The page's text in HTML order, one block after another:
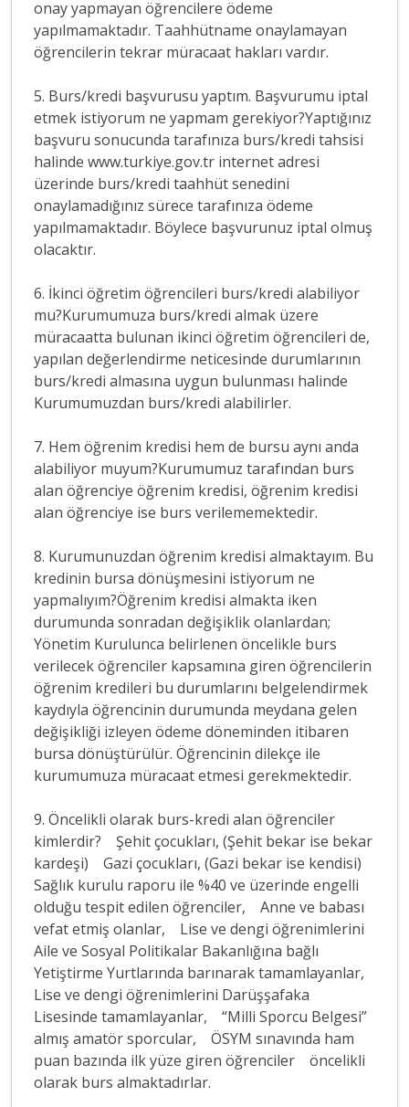
onay yapmayan öğrencilere ödeme
yapılmamaktadır. Taahhütname onaylamayan
öğrencilerin tekrar müracaat hakları vardır.
5. Burs/kredi başvurusu yaptım. Başvurumu iptal
etmek istiyorum ne yapmam gerekiyor?Yaptığınız
başvuru sonucunda tarafınıza burs/kredi tahsisi
halinde www.turkiye.gov.tr internet adresi
üzerinde burs/kredi taahhüt senedini
onaylamadığınız sürece tarafınıza ödeme
yapılmamaktadır. Böylece başvurunuz iptal olmuş
olacaktır.
6. İkinci öğretim öğrencileri burs/kredi alabiliyor
mu?Kurumumuza burs/kredi almak üzere
müracaatta bulunan ikinci öğretim öğrencileri de,
yapılan değerlendirme neticesinde durumlarının
burs/kredi almasına uygun bulunması halinde
Kurumumuzdan burs/kredi alabilirler.
7. Hem öğrenim kredisi hem de bursu aynı anda
alabiliyor muyum?Kurumumuz tarafından burs
alan öğrenciye öğrenim kredisi, öğrenim kredisi
alan öğrenciye ise burs verilememektedir.
8. Kurumunuzdan öğrenim kredisi almaktayım. Bu
kredinin bursa dönüşmesini istiyorum ne
yapmalıyım?Öğrenim kredisi almakta iken
durumunda sonradan değişiklik olanlardan;
Yönetim Kurulunca belirlenen öncelikle burs
verilecek öğrenciler kapsamına giren öğrencilerin
öğrenim kredileri bu durumlarını belgelendirmek
kaydıyla öğrencinin durumunda meydana gelen
değişikliği izleyen ödeme döneminden itibaren
bursa dönüştürülür. Öğrencinin dilekçe ile
kurumumuza müracaat etmesi gerekmektedir.
9. Öncelikli olarak burs-kredi alan öğrenciler
kimlerdir? Şehit çocukları, (Şehit bekar ise bekar
kardeşi) Gazi çocukları, (Gazi bekar ise kendisi)
Sağlık kurulu raporu ile %40 ve üzerinde engelli
olduğu tespit edilen öğrenciler, Anne ve babası
vefat etmiş olanlar, Lise ve dengi öğrenimlerini
Aile ve Sosyal Politikalar Bakanlığına bağlı
Yetiştirme Yurtlarında barınarak tamamlayanlar,
Lise ve dengi öğrenimlerini Darüşşafaka
Lisesinde tamamlayanlar, “Milli Sporcu Belgesi”
almış amatör sporcular, ÖSYM sınavında ham
puan bazında ilk yüze giren öğrenciler öncelikli
olarak burs almaktadırlar.